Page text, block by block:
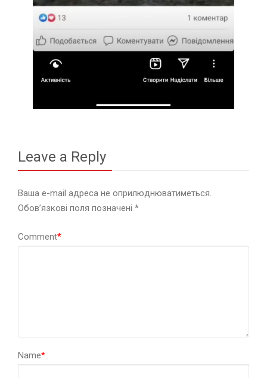
Leave a Reply
Ваша e-mail адреса не оприлюднюватиметься.
Обов’язкові поля позначені *
Comment*
Name*